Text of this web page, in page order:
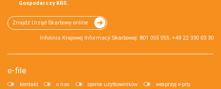
Gospodarczy KRS.
Znajdź Urząd Skarbowy online
Infolinia Krajowej Informacji Skarbowej: 801 055 055, +48 22 330 03 30
e-file
kontakt o nas opinie użytkowników
wesprzyj e-pity